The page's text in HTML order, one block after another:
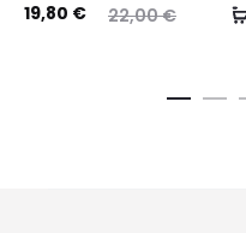
22,00€
19,80 €